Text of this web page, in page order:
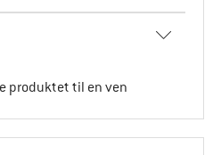
produktet til en ven